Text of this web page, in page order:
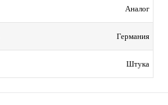
Аналог
Германия
Штука